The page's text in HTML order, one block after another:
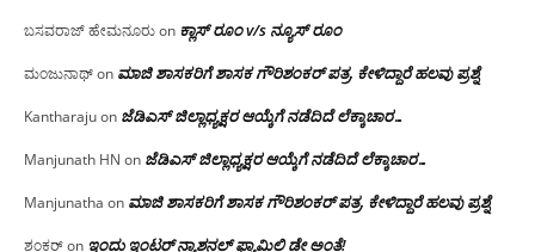
ಬಸವರಾಜ್ ಹೇಮನೂರುon ಕ್ಲಾಸ್ ರೂಂ v/s ನ್ಯೂಸ್ ರೂಂ
ಮಂಜುನಾಥ್on ಮಾಜಿ ಶಾಸಕರಿಗೆ ಶಾಸಕ ಗೌರಿಶಂಕರ್ ಪತ್ರ, ಕೇಳಿದ್ದಾರೆ ಹಲವು ಪ್ರಶ್ನೆ
Kantharajuon ಜೆಡಿಎಸ್ ಜಿಲ್ಲಾಧ್ಯಕ್ಷರ ಆಯ್ಕೆಗೆ ನಡೆದಿದೆ ಲೆಕ್ಕಾಚಾರ…
Manjunath HN on ಜೆಡಿಎಸ್ ಜಿಲ್ಲಾಧ್ಯಕ್ಷರ ಆಯ್ಕೆಗೆ ನಡೆದಿದೆ ಲೆಕ್ಕಾಚಾರ…
Manjunatha on ಮಾಜಿ ಶಾಸಕರಿಗೆ ಶಾಸಕ ಗೌರಿಶಂಕರ್ ಪತ್ರ, ಕೇಳಿದ್ದಾರೆ ಹಲವು ಪ್ರಶ್ನೆ
ಶಂಕರ್on ಇಂದು ಇಂಟರ್ ನ್ಯಾಶನಲ್ ಫ್ಯಾಮಿಲಿ ಡೇ ಅಂತೆ!